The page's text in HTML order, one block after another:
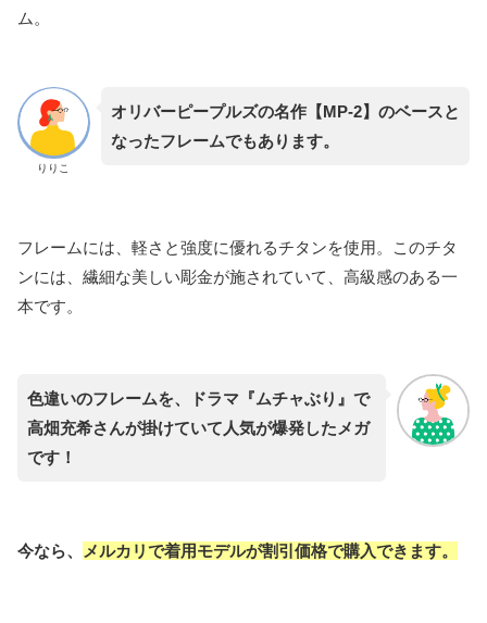
ム。
りりこ
オリバーピープルズの名作【MP-2】のベースと
なったフレームでもあります。
フレームには、軽さと強度に優れるチタンを使用。このチタ
ンには、繊細な美しい彫金が施されていて、高級感のある一
本です。
色違いのフレームを、ドラマ『ムチャぶり』で
高畑充希さんが掛けていて人気が爆発したメガ
です！
今なら、 メルカリで着用モデルが割引価格で購入できます。